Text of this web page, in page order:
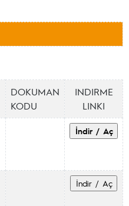
DOKUMAN
KODU
INDIRME
LINKI